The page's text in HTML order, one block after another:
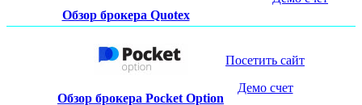
Обзор брокера Quotex
Обзор брокера Pocket Option
Посетить сайт
Демо счет